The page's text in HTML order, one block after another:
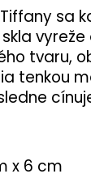
sa
vyreže
tvaru,
tenkou
x 6 cm